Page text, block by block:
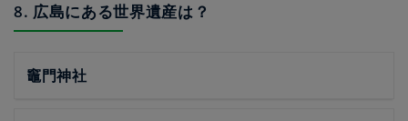
8. 広島にある世界遺産は？
竈門神社